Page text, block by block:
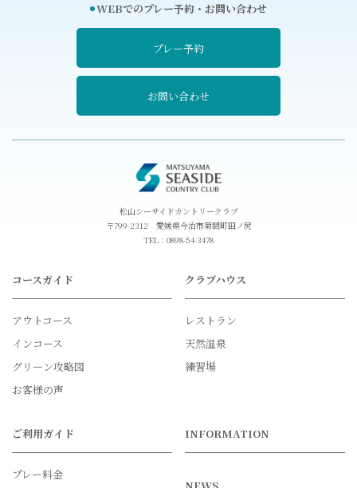
WEBでのプレー予約・お問い合わせ
プレー予約
お問い合わせ
松山シーサイドカントリークラブ
〒799-2312 愛媛県今治市菊間町田ノ尻
TEL： 0898-54-3478
コースガイド
アウトコース
インコース
グリーン攻略図
お客様の声
クラブハウス
レストラン
天然温泉
練習場
ご利用ガイド
プレー料金
INFORMATION